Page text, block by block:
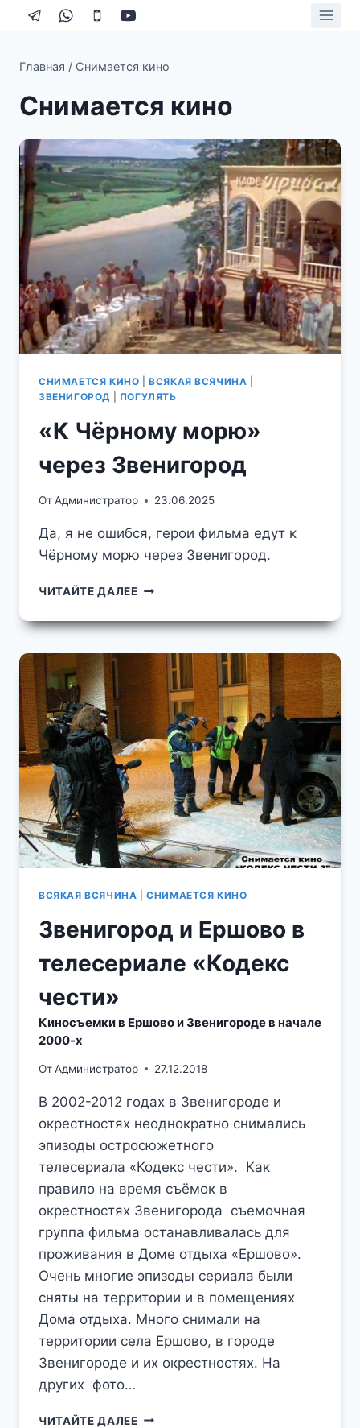
Перейти
Главная / Снимается кино
Снимается кино
СНИМАЕТСЯ КИНО |ВСЯКАЯ ВСЯЧИНА
ЗВЕНИГОРОД
ПОГУЛЯТЬ
«К Чёрному морю»
через Звенигород
ОтАдминистратор 23.06.2025
Да, я не ошибся, герои фильма едут к
Чёрному морю через Звенигород.
ЧИТАЙТЕ ДАЛЕЕ«К
МОРЮ»
ЗВЕНИГОРОД
ВСЯКАЯ ВСЯЧИНА |СНИМАЕТСЯ КИНО
Звенигород и Ершово в
телесериале «Кодекс
чести»
Киносъемки в Ершово и Звенигороде в начале
2000-х
ОтАдминистратор 27.12.2018
В 2002-2012 годах в Звенигороде и
окрестностях неоднократно снимались
эпизоды остросюжетного
телесериала «Кодекс чести». Как
правило на время съёмок в
окрестностях Звенигорода съемочная
группа фильма останавливалась для
проживания в Доме отдыха «Ершово».
Очень многие эпизоды сериала были
сняты на территории и в помещениях
Дома отдыха. Много снимали на
территории села Ершово, в городе
Звенигороде и их окрестностях. На
других фото…
ЧИТАЙТЕ ДАЛЕЕЗВЕНИГОРОД